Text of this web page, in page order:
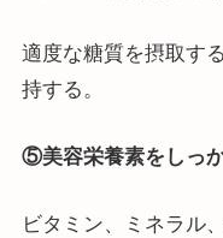
適度な糖質を摂取す
持する。
⑤美容栄養素をしっ
ビタミン、ミネラル